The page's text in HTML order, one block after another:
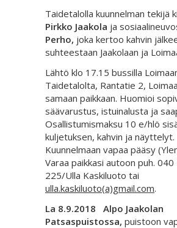
Taidetalolla kuunnelman tekijä
Pirkko Jaakola ja
Perho, joka kertoo kahvin
suhteestaan Jaakolaan ja
Lähtö klo 17.15 bussilla
Taidetalolta, Rantatie 2,
samaan paikkaan. Huomioi
säävarustus, istuinalusta ja
Osallistumismaksu 10 e/hlö
kuljetuksen, kahvin ja näyttelyt.
Kuunnelmaan vapaa pääsy
Varaa paikkasi autoon puh.
225/Ulla Kaskiluoto tai
ulla.kaskiluoto(a)gmail.com.
La 8.9.2018 Alpo Jaakolan
Patsaspuistossa, puistoon